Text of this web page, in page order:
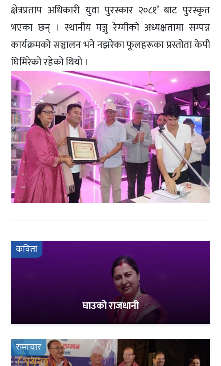
क्षेत्रप्रताप अधिकारी युवा पुरस्कार २०८१’ बाट पुरस्कृत
भएका छन् । स्थानीय मञ्जु रेग्मीको अध्यक्षतामा सम्पन्न
कार्यक्रमको सञ्चालन भने नझरेका फूलहरूका प्रस्तोता केपी
घिमिरेको रहेको थियो ।
कविता
घाउको राजधानी
समाचार